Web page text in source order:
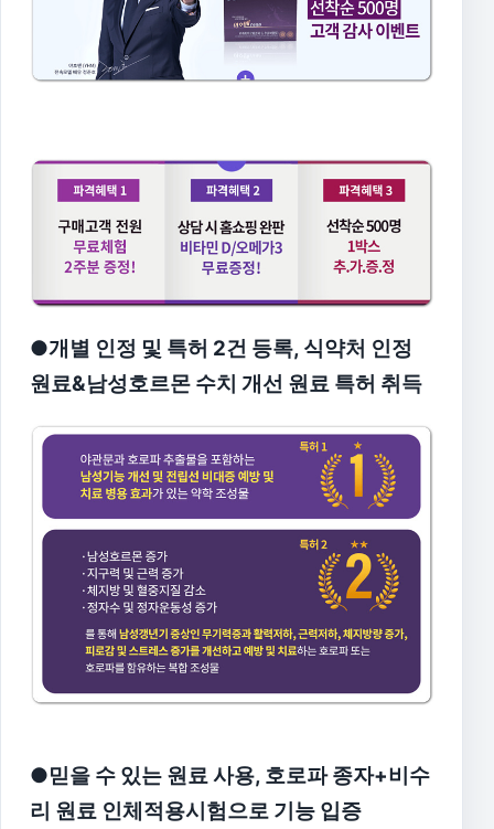
●개별 인정 및 특허 2건 등록, 식약처 인정
원료&남성호르몬 수치 개선 원료 특허 취득
●믿을 수 있는 원료 사용, 호로파 종자+비수
리 원료 인체적용시험으로 기능 입증